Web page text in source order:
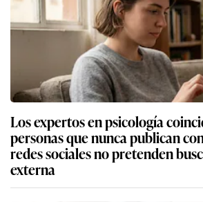
Los expertos en psicología
personas que nunca publican
redes sociales no pretenden
externa